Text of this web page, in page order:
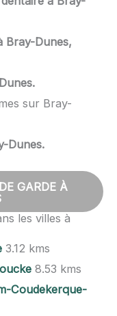
Bray-Dunes,
sur Bray-
Dunes.
GARDE À
les villes à
3.12 kms
8.53 kms
Coudekerque-